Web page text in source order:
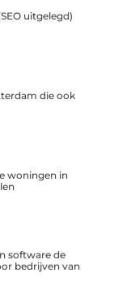
uitgelegd)
die ook
woningen in
software de
bedrijven van